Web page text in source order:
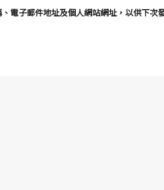
電子郵件地址及個人網站網址，以供下次